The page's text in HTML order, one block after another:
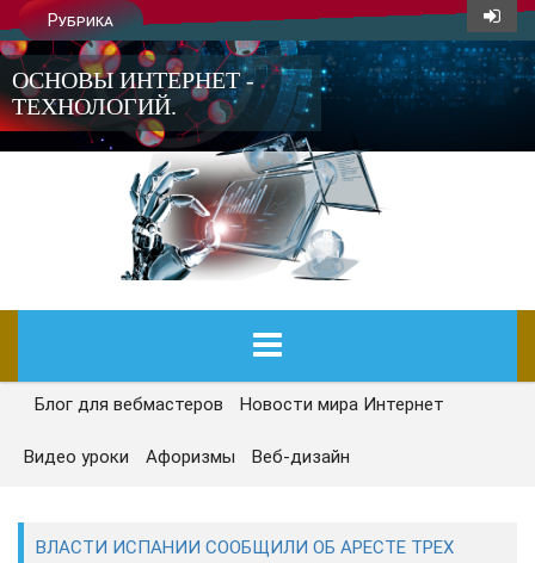
Рубрика
ОСНОВЫ ИНТЕРНЕТ -
ТЕХНОЛОГИЙ.
ГЛАВНАЯ
СЕГОДНЯ
Блог для вебмастеров Новости мира Интернет
Видео уроки Афоризмы Веб-дизайн
ВЛАСТИ ИСПАНИИ СООБЩИЛИ ОБ АРЕСТЕ ТРЕХ